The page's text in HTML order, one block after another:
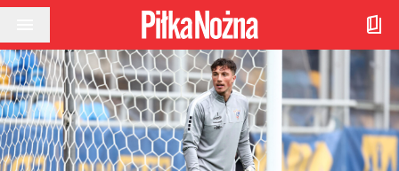
Przejdź do treści